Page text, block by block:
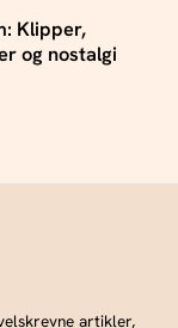
Klipper,
og nostalgi
artikler,